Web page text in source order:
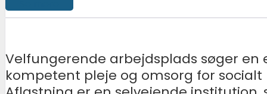
Velfungerende arbejdsplads søger
kompetent pleje og omsorg for